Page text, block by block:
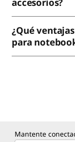
¿Qué
para
Mantente